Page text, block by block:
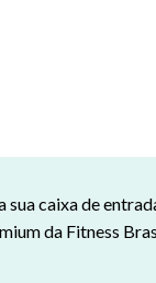
caixa de
da Fitness